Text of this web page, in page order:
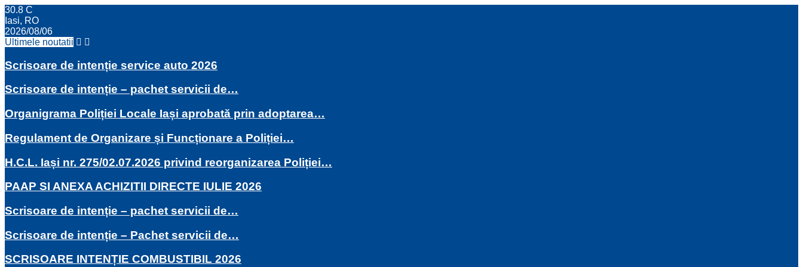
30.8 C
Iasi, RO
2026/08/06
Ultimele noutatii
Scrisoare de intenție service auto 2026
Scrisoare de intenție – pachet servicii de…
Organigrama Poliției Locale Iași aprobată prin adoptarea…
Regulament de Organizare și Funcționare a Poliției…
H.C.L. Iași nr. 275/02.07.2026 privind reorganizarea Poliției…
PAAP SI ANEXA ACHIZITII DIRECTE IULIE 2026
Scrisoare de intenție – pachet servicii de…
Scrisoare de intenție – Pachet servicii de…
SCRISOARE INTENȚIE COMBUSTIBIL 2026